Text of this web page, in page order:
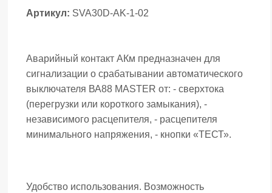
Артикул: SVA30D-AK-1-02
Аварийный контакт АКм предназначен для
сигнализации о срабатывании автоматического
выключателя ВА88 MASTER от: - сверхтока
(перегрузки или короткого замыкания), -
независимого расцепителя, - расцепителя
минимального напряжения, - кнопки «ТЕСТ».
Удобство использования. Возможность